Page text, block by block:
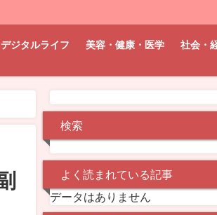
デジタルライフ 美容・健康・医学 社会・
検索
よく読まれている記事
データはありません